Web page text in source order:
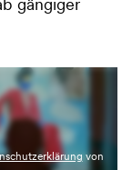
gängiger
von